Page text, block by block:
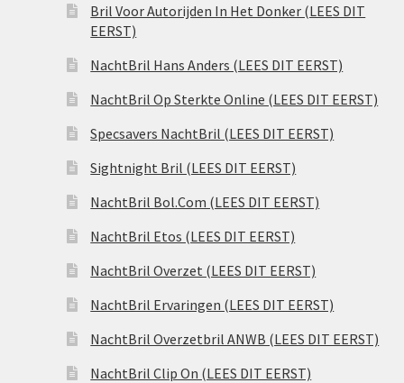
Bril Voor Autorijden In Het Donker (LEES DIT
EERST)
NachtBril Hans Anders (LEES DIT EERST)
NachtBril Op Sterkte Online (LEES DIT EERST)
Specsavers NachtBril (LEES DIT EERST)
Sightnight Bril (LEES DIT EERST)
NachtBril Bol.Com (LEES DIT EERST)
NachtBril Etos (LEES DIT EERST)
NachtBril Overzet (LEES DIT EERST)
NachtBril Ervaringen (LEES DIT EERST)
NachtBril Overzetbril ANWB (LEES DIT EERST)
NachtBril Clip On (LEES DIT EERST)